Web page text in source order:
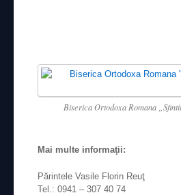
Biserica Ortodoxa Romana
Mai multe informaţii:
Părintele Vasile Florin Reuţ
Tel.: 0941 – 307 40 74